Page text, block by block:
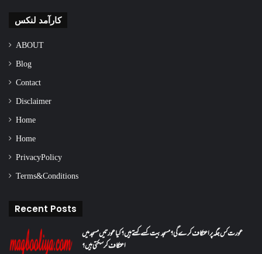
کارآمد لنکس
ABOUT
Blog
Contact
Disclaimer
Home
Home
Privacy Policy
Terms & Conditions
Recent Posts
عورت کس جگہ پر اعتکاف کرے گی؟مسجد بیت کسے کہتے ہیں؟کیا عورتیں مسجد میں
اعتکاف کر سکتی ہیں؟